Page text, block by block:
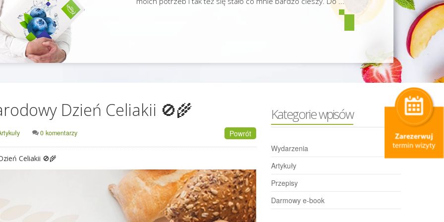
Dzień Celiakii 🚫🌾
0 komentarzy Powrót
Celiakii 🚫🌾
Kategorie wpisów
Wydarzenia
Artykuły
Przepisy
Darmowy e-book